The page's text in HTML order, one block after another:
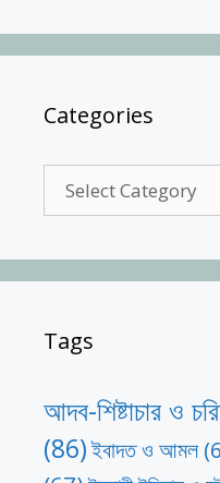
Categories
Tags
আদব-শিষ্টাচার ও
(86)ইবাদত ও আমল